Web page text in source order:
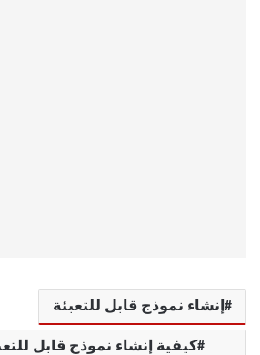
إنشاء نموذج قابل للتعبئة
كيفية إنشاء نموذج قابل